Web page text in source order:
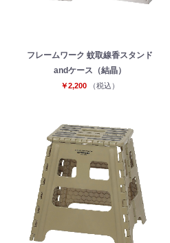
フレームワーク 蚊取線香スタンド
andケース（結晶）
￥2,200 （税込）